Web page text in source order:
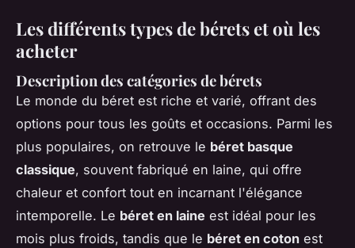
Les différents types de bérets et où les
acheter
Description des catégories de bérets
Le monde du béret est riche et varié, offrant des
options pour tous les goûts et occasions. Parmi les
plus populaires, on retrouve le béret basque
classique, souvent fabriqué en laine, qui offre
chaleur et confort tout en incarnant l'élégance
intemporelle. Le béret en laine est idéal pour les
mois plus froids, tandis que le béret en coton est